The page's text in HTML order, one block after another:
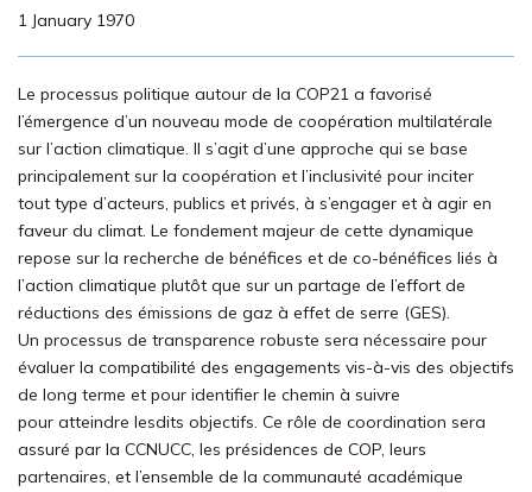
1 January 1970
Le processus politique autour de la COP21 a favorisé
l’émergence d’un nouveau mode de coopération multilatérale
sur l’action climatique. Il s’agit d’une approche qui se base
principalement sur la coopération et l’inclusivité pour inciter
tout type d’acteurs, publics et privés, à s’engager et à agir en
faveur du climat. Le fondement majeur de cette dynamique
repose sur la recherche de bénéfices et de co-bénéfices liés à
l’action climatique plutôt que sur un partage de l’effort de
réductions des émissions de gaz à effet de serre (GES).
Un processus de transparence robuste sera nécessaire pour
évaluer la compatibilité des engagements vis-à-vis des objectifs
de long terme et pour identifier le chemin à suivre
pour atteindre lesdits objectifs. Ce rôle de coordination sera
assuré par la CCNUCC, les présidences de COP, leurs
partenaires, et l’ensemble de la communauté académique